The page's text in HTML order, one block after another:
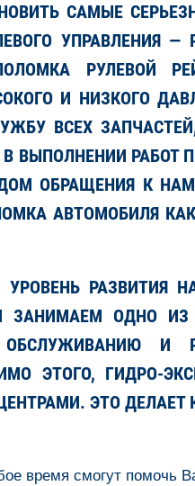
САМЫЕ
УПРАВЛЕНИЯ —
РУЛЕВОЙ
И НИЗКОГО
ВСЕХ
ВЫПОЛНЕНИИ РАБОТ
ОБРАЩЕНИЯ К
АВТОМОБИЛЯ
РАЗВИТИЯ
ЗАНИМАЕМ ОДНО
И
ЭТОГО, ГИДРО-
ЭТО
время смогут помочь